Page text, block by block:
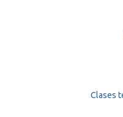
Clases